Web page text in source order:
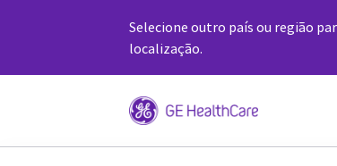
Selecione outro país ou região
localização.